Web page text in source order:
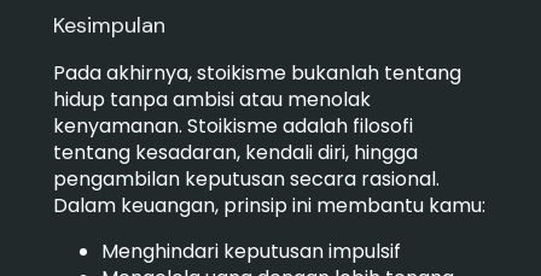
Kesimpulan
Pada akhirnya, stoikisme bukanlah tentang
hidup tanpa ambisi atau menolak
kenyamanan. Stoikisme adalah filosofi
tentang kesadaran, kendali diri, hingga
pengambilan keputusan secara rasional.
Dalam keuangan, prinsip ini membantu kamu:
Menghindari keputusan impulsif